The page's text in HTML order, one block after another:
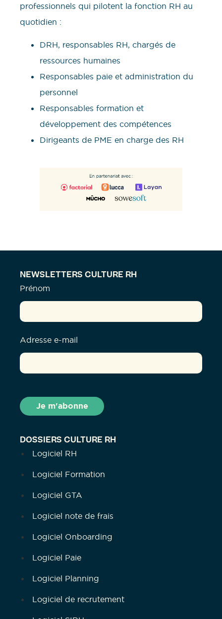
professionnels qui pilotent la fonction RH au
quotidien :
DRH, responsables RH, chargés de
ressources humaines
Responsables paie et administration du
personnel
Responsables formation et
développement des compétences
Dirigeants de PME en charge des RH
DOSSIERS CULTURE RH
Logiciel RH
Logiciel Formation
Logiciel GTA
Logiciel note de frais
Logiciel Onboarding
Logiciel Paie
Logiciel Planning
Logiciel de recrutement
NEWSLETTERS CULTURE RH
Prénom
Adresse e-mail